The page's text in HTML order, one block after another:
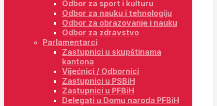
Odbor za sport i kulturu
Odbor za nauku i tehnologiju
Odbor za obrazovanje i nauku
Odbor za zdravstvo
Parlamentarci
Zastupnici u skupštinama
kantona
Vijećnici / Odbornici
Zastupnici u PSBiH
Zastupnici u PFBiH
Delegati u Domu naroda PFBiH